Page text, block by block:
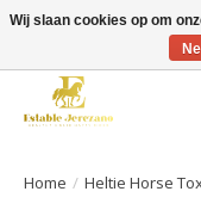
Gratis verzending vanaf
Home / Heltie Horse
Wij slaan cookies op om